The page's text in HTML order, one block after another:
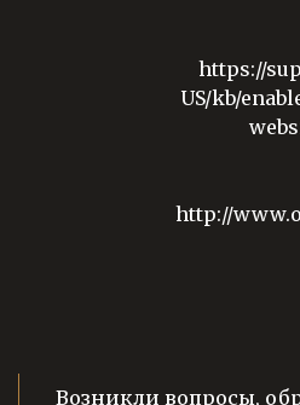
https://
US/kb/
http://
Возникли вопросы,